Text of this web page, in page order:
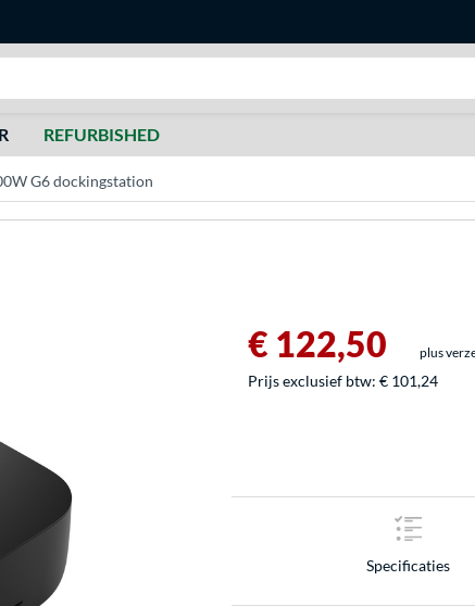
REFURBISHED
G6 dockingstation
€ 122,50 plus
Prijs exclusief btw: € 101,24
Specificaties